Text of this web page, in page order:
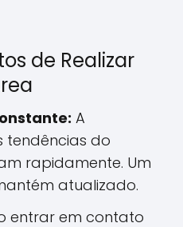
de Realizar
A
tendências do
rapidamente. Um
atualizado.
entrar em contato